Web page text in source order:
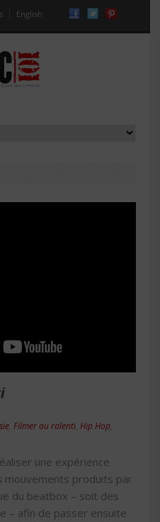
English
Filmer au ralenti Hip Hop
une expérience
produits par
du beatbox – soit des
– afin de passer ensuite